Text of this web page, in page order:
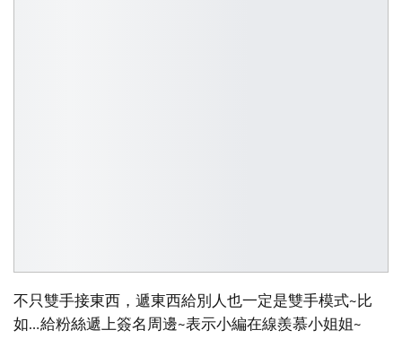
不只雙手接東西，遞東西給別人也一定是雙手模式~比
如…給粉絲遞上簽名周邊~表示小編在線羨慕小姐姐~